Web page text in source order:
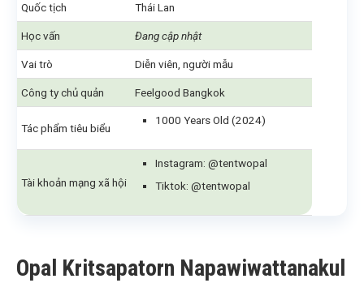
Quốc tịch Thái Lan
Học vấn Đang cập nhật
Vai trò Diễn viên, người mẫu
Công ty chủ quản Feelgood Bangkok
Tác phẩm tiêu biểu
1000 Years Old (2024)
Tài khoản mạng xã hội
Instagram: @tentwopal
Tiktok: @tentwopal
Opal Kritsapatorn Napawiwattanakul